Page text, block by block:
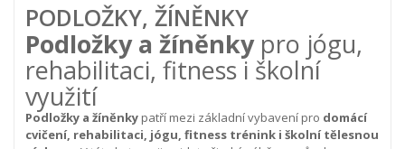
PODLOŽKY, ŽÍNĚNKY
Podložky a žíněnkypro jógu,
rehabilitaci, fitness i školní
využití
Podložky a žíněnky patří mezi základní vybavení pro domácí
cvičení, rehabilitaci, jógu, fitness trénink i školní tělesnou